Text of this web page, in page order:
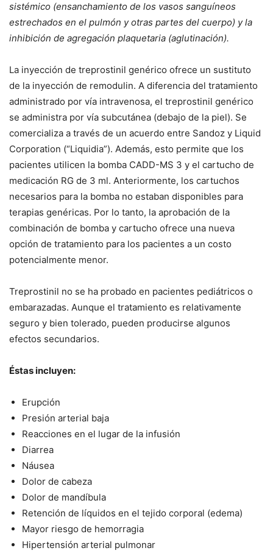
sistémico (ensanchamiento de los vasos sanguíneos
estrechados en el pulmón y otras partes del cuerpo) y la
inhibición de agregación plaquetaria (aglutinación).
La inyección de treprostinil genérico ofrece un sustituto
de la inyección de remodulin. A diferencia del tratamiento
administrado por vía intravenosa, el treprostinil genérico
se administra por vía subcutánea (debajo de la piel). Se
comercializa a través de un acuerdo entre Sandoz y Liquid
Corporation (“Liquidia”). Además, esto permite que los
pacientes utilicen la bomba CADD-MS 3 y el cartucho de
medicación RG de 3 ml. Anteriormente, los cartuchos
necesarios para la bomba no estaban disponibles para
terapias genéricas. Por lo tanto, la aprobación de la
combinación de bomba y cartucho ofrece una nueva
opción de tratamiento para los pacientes a un costo
potencialmente menor.
Treprostinil no se ha probado en pacientes pediátricos o
embarazadas. Aunque el tratamiento es relativamente
seguro y bien tolerado, pueden producirse algunos
efectos secundarios.
Éstas incluyen:
Erupción
Presión arterial baja
Reacciones en el lugar de la infusión
Diarrea
Náusea
Dolor de cabeza
Dolor de mandíbula
Retención de líquidos en el tejido corporal (edema)
Mayor riesgo de hemorragia
Hipertensión arterial pulmonar